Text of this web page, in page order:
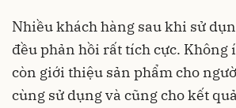
Nhiều khách hàng sau khi sử
đều phản hồi rất tích cực. Không
còn giới thiệu sản phẩm cho
cùng sử dụng và cũng cho kết